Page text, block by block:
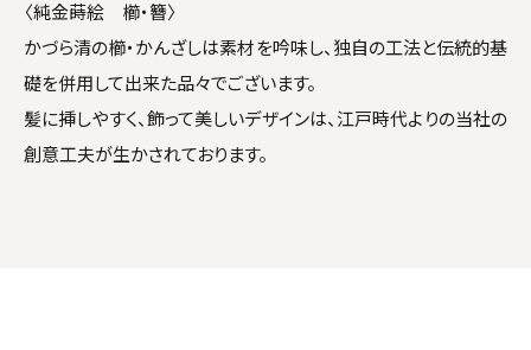
〈純金蒔絵 櫛・簪〉
かづら清の櫛・かんざしは素材を吟味し、独自の工法と伝統的基
礎を併用して出来た品々でございます。
髪に挿しやすく、飾って美しいデザインは、江戸時代よりの当社の
創意工夫が生かされております。